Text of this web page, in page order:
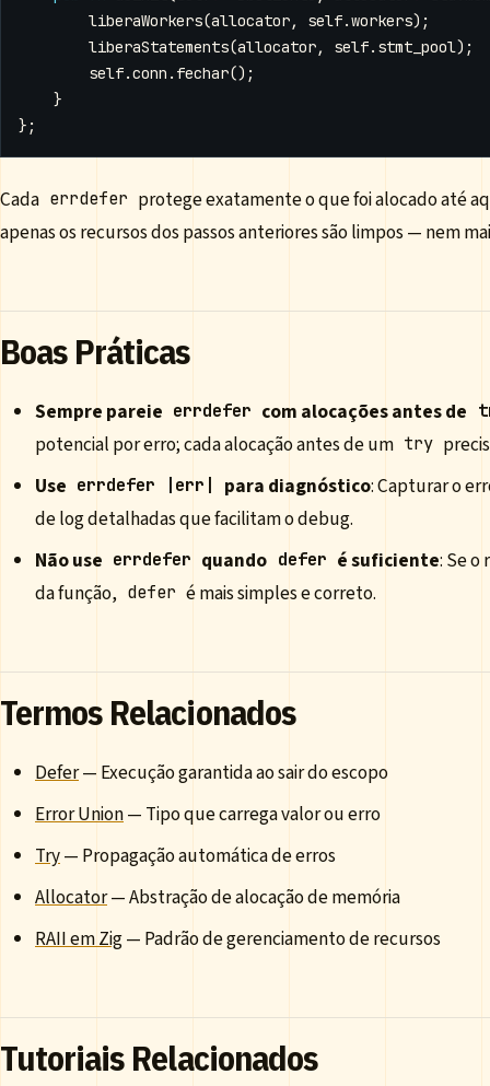
liberaWorkers(allocator, self.workers);
liberaStatements(allocator, self. stmt_pool);
self.conn . fechar();
}
};
Cada errdefer protege exatamente o que foi alocado até
apenas os recursos dos passos anteriores são limpos — nem
Boas Práticas
Sempre pareie errdefer com alocações antes de
potencial por erro; cada alocação antes de um try
Use errdefer |err| para diagnóstico: Capturar o
de log detalhadas que facilitam o debug.
Não use errdefer quando defer é suficiente: Se
da função, defer é mais simples e correto.
Termos Relacionados
Defer— Execução garantida ao sair do escopo
Error Union— Tipo que carrega valor ou erro
Try— Propagação automática de erros
Allocator— Abstração de alocação de memória
RAII em Zig— Padrão de gerenciamento de recursos
Tutoriais Relacionados